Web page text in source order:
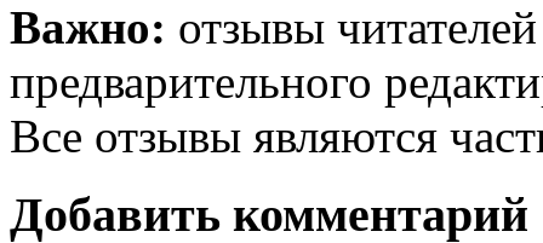
Важно: отзывы
предварительного
Все отзывы являются
Добавить комментарий